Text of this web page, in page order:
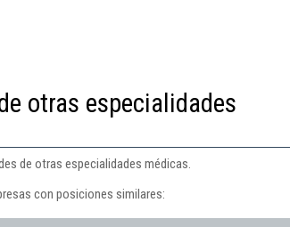
otras especialidades
de otras especialidades médicas.
con posiciones similares: